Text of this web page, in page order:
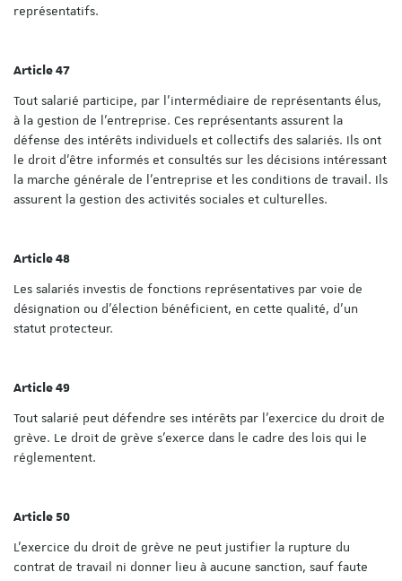
représentatifs.
Article 47
Tout salarié participe, par l'intermédiaire de représentants élus,
à la gestion de l'entreprise. Ces représentants assurent la
défense des intérêts individuels et collectifs des salariés. Ils ont
le droit d'être informés et consultés sur les décisions intéressant
la marche générale de l'entreprise et les conditions de travail. Ils
assurent la gestion des activités sociales et culturelles.
Article 48
Les salariés investis de fonctions représentatives par voie de
désignation ou d'élection bénéficient, en cette qualité, d'un
statut protecteur.
Article 49
Tout salarié peut défendre ses intérêts par l'exercice du droit de
grève. Le droit de grève s'exerce dans le cadre des lois qui le
réglementent.
Article 50
L'exercice du droit de grève ne peut justifier la rupture du
contrat de travail ni donner lieu à aucune sanction, sauf faute